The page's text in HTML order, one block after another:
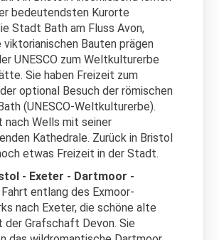
bedeutendsten Kurorte
Stadt Bath am Fluss Avon,
viktorianischen Bauten prägen
UNESCO zum Weltkulturerbe
Sie haben Freizeit zum
optional Besuch der römischen
(UNESCO-Weltkulturerbe).
Wells mit seiner
Kathedrale. Zurück in Bristol
etwas Freizeit in der Stadt.
- Exeter - Dartmoor -
Fahrt entlang des Exmoor-
nach Exeter, die schöne alte
der Grafschaft Devon. Sie